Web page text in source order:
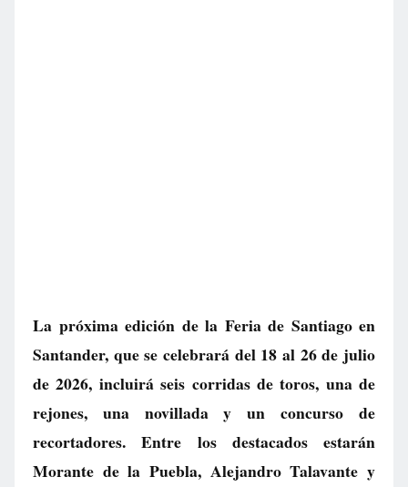
La próxima edición de la Feria de Santiago en
Santander, que se celebrará del 18 al 26 de julio
de 2026, incluirá seis corridas de toros, una de
rejones, una novillada y un concurso de
recortadores. Entre los destacados estarán
Morante de la Puebla, Alejandro Talavante y